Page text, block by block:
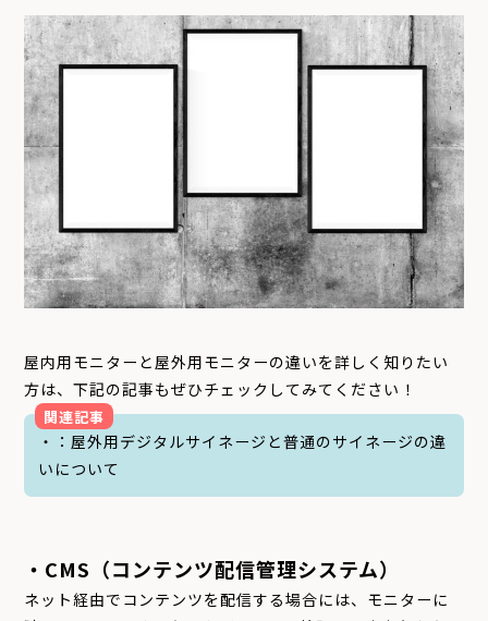
屋内用モニターと屋外用モニターの違いを詳しく知りたい
方は、下記の記事もぜひチェックしてみてください！
関連記事
・ ：屋外用デジタルサイネージと普通のサイネージの違
いについて
・CMS（コンテンツ配信管理システム）
ネット経由でコンテンツを配信する場合には、モニターに